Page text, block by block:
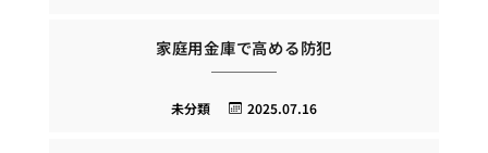
家庭用金庫で高める防犯
2025.07.16
未分類